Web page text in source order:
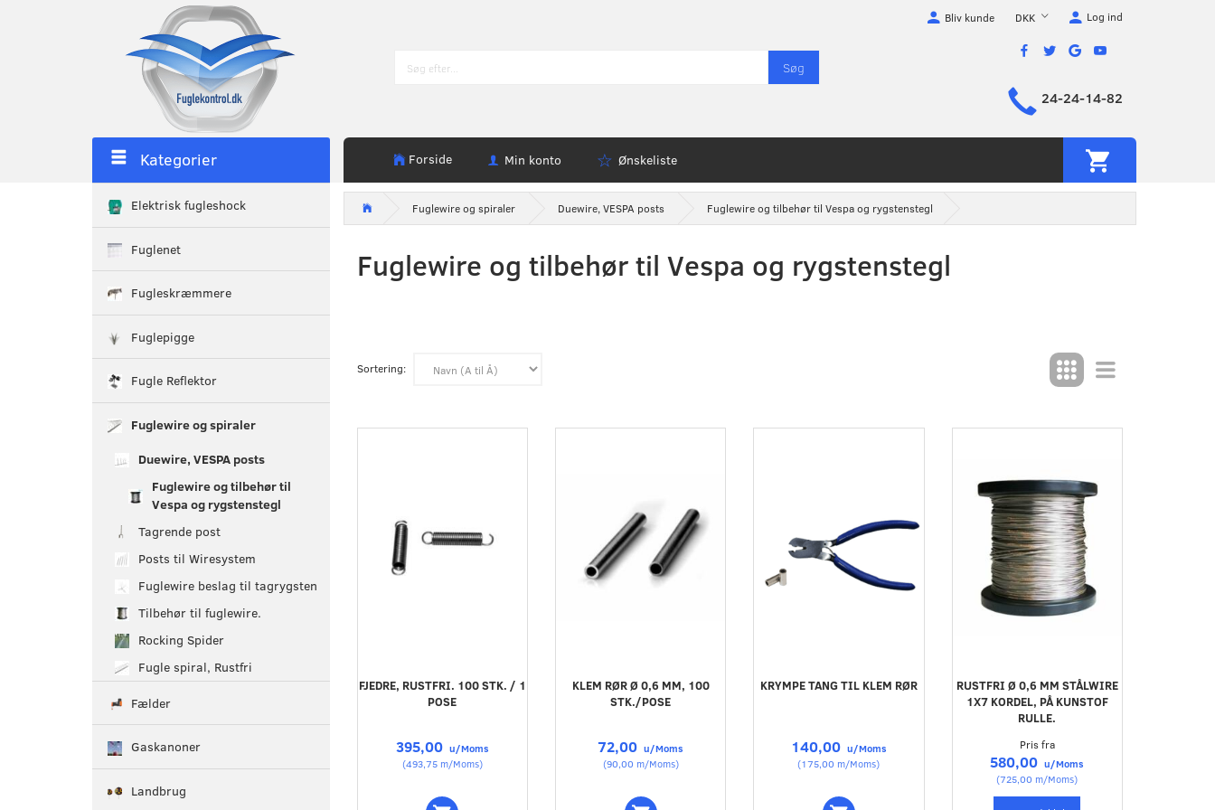
Søg
Log ind
DKK
Bliv kunde
24-24-14-82
Forside Min konto Ønskeliste
Kategorier
Elektrisk fugleshock
Fuglenet
Fugleskræmmere
Fuglepigge
Fugle Reflektor
Fuglewire og spiraler
Duewire, VESPA posts
Fuglewire og tilbehør til
Vespa og rygstenstegl
Tagrende post
Posts til Wiresystem
Fuglewire beslag til tagrygsten
Tilbehør til fuglewire.
Rocking Spider
Fugle spiral, Rustfri
Fælder
Gaskanoner
Landbrug
Fuglewire og spiraler Duewire, VESPA posts Fuglewire og tilbehør til Vespa og rygstenstegl
Fuglewire og tilbehør til Vespa og rygstenstegl
Sortering:
FJEDRE, RUSTFRI. 100 STK. / 1
POSE
395,00 u/Moms
(493,75m/Moms)
KLEM RØR Ø 0,6 MM, 100
STK./POSE
72,00 u/Moms
(90,00 m/Moms)
KRYMPE TANG TIL KLEM RØR
140,00 u/Moms
(175,00 m/Moms)
RUSTFRI Ø 0,6 MM STÅLWIRE
1X7 KORDEL, PÅ KUNSTOF
RULLE.
Pris fra
580,00 u/Moms
(725,00 m/Moms)